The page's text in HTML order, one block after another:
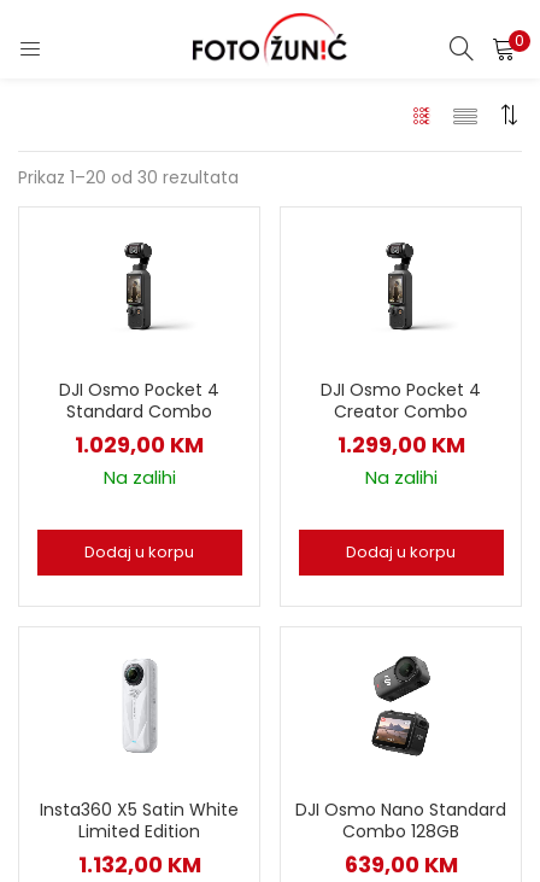
0
Prikaz 1–20 od 30 rezultata
DJI Osmo Pocket 4
Standard Combo
1.029,00 KM
Na zalihi
Dodaj u korpu
DJI Osmo Pocket 4
Creator Combo
1.299,00 KM
Na zalihi
Dodaj u korpu
Insta360 X5 Satin White
Limited Edition
1.132,00 KM
DJI Osmo Nano Standard
Combo 128GB
639,00 KM